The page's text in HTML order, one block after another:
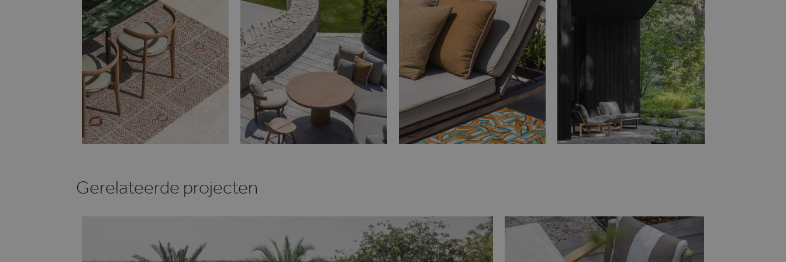
Gerelateerde projecten
IDE
Google LLC
.doubleclick.net
Deze cookie wordt ingesteld door Doubleclick en voert informatie uit over
hoe de eindgebruiker de website gebruikt en over eventuele advertenties
die de eindgebruiker heeft gezien voordat hij de genoemde website
bezocht.
_fbp
Meta Platform Inc.
.hvo.be
3 maanden
Gebruikt door Facebook om een reeks advertentieproducten te leveren,
zoals realtime bieden van externe adverteerders
bcookie
Microsoft
Corporation
.linkedin.com
1 jaar
Dit is een Microsoft MSN 1st party cookie voor het delen van de inhoud
van de website via social media.
MUID
Microsoft
Corporation
.clarity.ms
1 jaar
Deze cookie wordt veel gebruikt door mijn Microsoft als een unieke
gebruikers-ID. Het kan worden ingesteld door ingesloten microsoft-scripts.
Algemeen wordt aangenomen dat het synchroniseert tussen veel
verschillende Microsoft-domeinen, waardoor gebruikers kunnen worden
gebruikers-ID. Het kan worden ingesteld door ingesloten microsoft-scripts.
Algemeen wordt aangenomen dat het synchroniseert tussen veel
verschillende Microsoft-domeinen, waardoor gebruikers kunnen worden
gevolgd.
SRM_B
Microsoft 1 jaar Dit is een Microsoft MSN 1st party cookie die zorgt voor de goede werking